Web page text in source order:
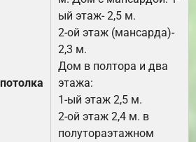
ый этаж- 2,5 м.
2-ой этаж (мансарда)-
2,3 м.
Дом в полтора и два
этажа:
1-ый этаж 2,5 м.
2-ой этаж 2,4 м. в
полутораэтажном